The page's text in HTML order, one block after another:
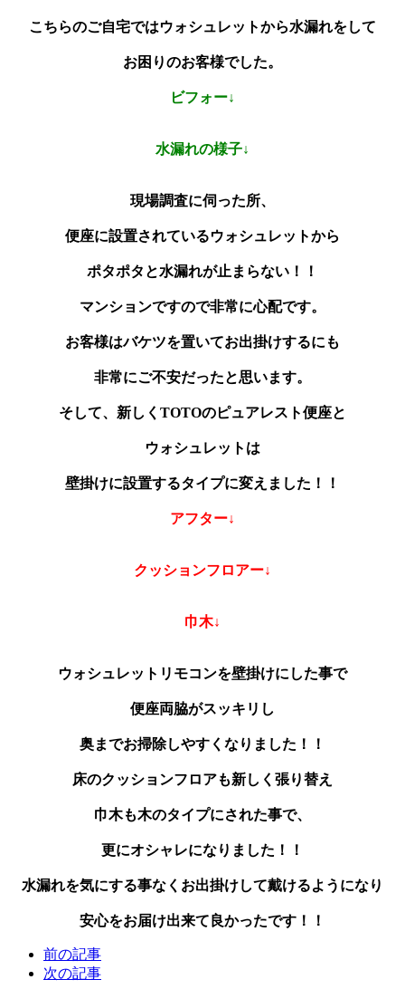
こちらのご自宅ではウォシュレットから水漏れをして
お困りのお客様でした。
ビフォー↓
水漏れの様子↓
現場調査に伺った所、
便座に設置されているウォシュレットから
ポタポタと水漏れが止まらない！！
マンションですので非常に心配です。
お客様はバケツを置いてお出掛けするにも
非常にご不安だったと思います。
そして、新しくTOTOのピュアレスト便座と
ウォシュレットは
壁掛けに設置するタイプに変えました！！
アフター↓
クッションフロアー↓
巾木↓
ウォシュレットリモコンを壁掛けにした事で
便座両脇がスッキリし
奥までお掃除しやすくなりました！！
床のクッションフロアも新しく張り替え
巾木も木のタイプにされた事で、
更にオシャレになりました！！
水漏れを気にする事なくお出掛けして戴けるようになり
安心をお届け出来て良かったです！！
前の記事
次の記事